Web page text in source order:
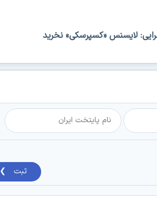
لایسنس «کسپرسکی» نخرید
ثبت ❯